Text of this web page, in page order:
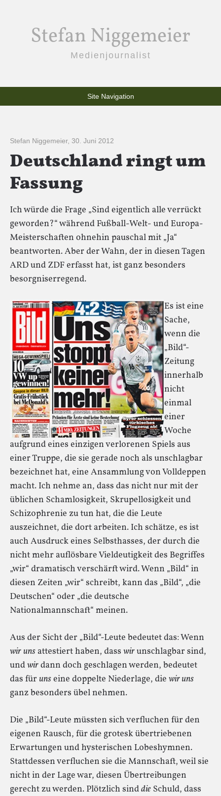
Stefan Niggemeier
Medienjournalist
Site Navigation
Stefan Niggemeier, 30. Juni 2012
Deutschland ringt um
Fassung
Ich würde die Frage „Sind eigentlich alle verrückt
geworden?“ während Fußball-Welt- und Europa-
Meisterschaften ohnehin pauschal mit „Ja“
beantworten. Aber der Wahn, der in diesen Tagen
ARD und ZDF erfasst hat, ist ganz besonders
besorgniserregend.
Es ist eine
Sache,
wenn die
„Bild“-
Zeitung
innerhalb
nicht
einmal
einer
Woche
aufgrund eines einzigen verlorenen Spiels aus
einer Truppe, die sie gerade noch als unschlagbar
bezeichnet hat, eine Ansammlung von Volldeppen
macht. Ich nehme an, dass das nicht nur mit der
üblichen Schamlosigkeit, Skrupellosigkeit und
Schizophrenie zu tun hat, die die Leute
auszeichnet, die dort arbeiten. Ich schätze, es ist
auch Ausdruck eines Selbsthasses, der durch die
nicht mehr auflösbare Vieldeutigkeit des Begriffes
„wir“ dramatisch verschärft wird. Wenn „Bild“ in
diesen Zeiten „wir“ schreibt, kann das „Bild“, „die
Deutschen“ oder „die deutsche
Nationalmannschaft“ meinen.
Aus der Sicht der „Bild“-Leute bedeutet das: Wenn
wir uns attestiert haben, dass wirunschlagbar sind,
undwirdann doch geschlagen werden, bedeutet
das für unseine doppelte Niederlage, die wir uns
ganz besonders übel nehmen.
Die „Bild“-Leute müssten sich verfluchen für den
eigenen Rausch, für die grotesk übertriebenen
Erwartungen und hysterischen Lobeshymnen.
Stattdessen verfluchen sie die Mannschaft, weil sie
nicht in der Lage war, diesen Übertreibungen
gerecht zu werden. Plötzlich sinddie Schuld, dass